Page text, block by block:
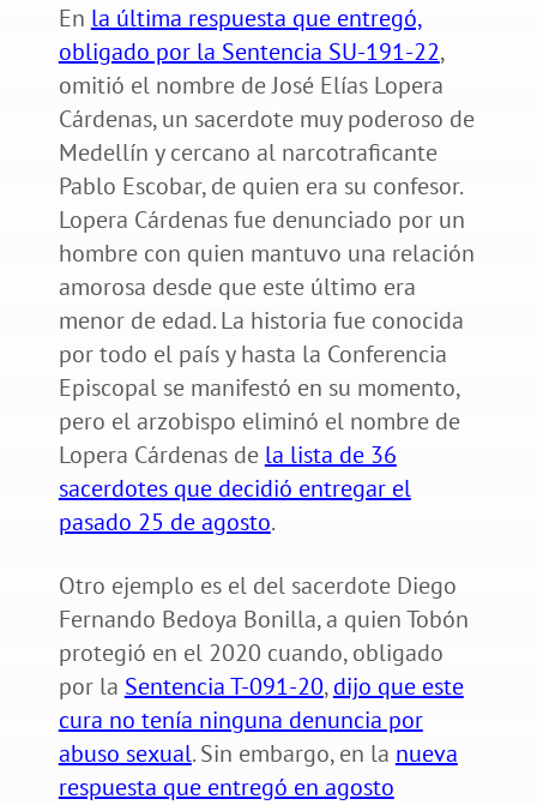
En la última respuesta que entregó,
obligado por la Sentencia SU-191-22,
omitió el nombre de José Elías Lopera
Cárdenas, un sacerdote muy poderoso de
Medellín y cercano al narcotraficante
Pablo Escobar, de quien era su confesor.
Lopera Cárdenas fue denunciado por un
hombre con quien mantuvo una relación
amorosa desde que este último era
menor de edad. La historia fue conocida
por todo el país y hasta la Conferencia
Episcopal se manifestó en su momento,
pero el arzobispo eliminó el nombre de
Lopera Cárdenas de la lista de 36
sacerdotes que decidió entregar el
pasado 25 de agosto.
Otro ejemplo es el del sacerdote Diego
Fernando Bedoya Bonilla, a quien Tobón
protegió en el 2020 cuando, obligado
por la Sentencia T-091-20,dijo que este
cura no tenía ninguna denuncia por
abuso sexual. Sin embargo, en la nueva
respuesta que entregó en agosto